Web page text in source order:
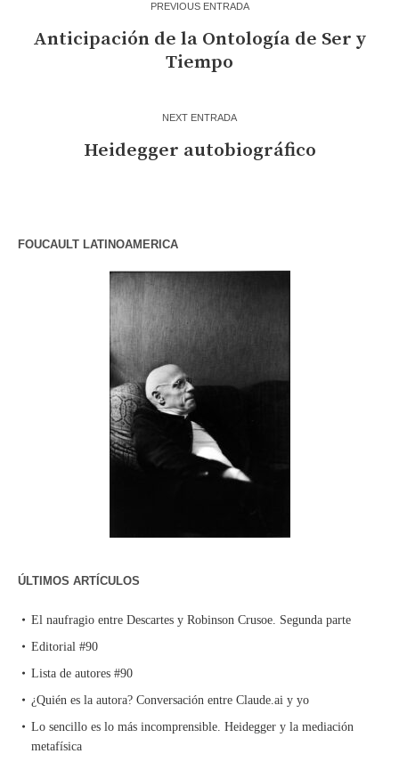
PREVIOUS ENTRADA
Anticipación de la Ontología de Ser y
Tiempo
NEXT ENTRADA
Heidegger autobiográfico
FOUCAULT LATINOAMERICA
ÚLTIMOS ARTÍCULOS
El naufragio entre Descartes y Robinson Crusoe. Segunda parte
Editorial #90
Lista de autores #90
¿Quién es la autora? Conversación entre Claude.ai y yo
Lo sencillo es lo más incomprensible. Heidegger y la mediación
metafísica